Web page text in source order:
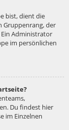
bist, dient die
Gruppenrang, der
Administrator
im persönlichen
Du findest hier
im Einzelnen